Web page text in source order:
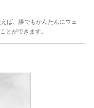
ば、誰でもかんたんにウェ
とができます。